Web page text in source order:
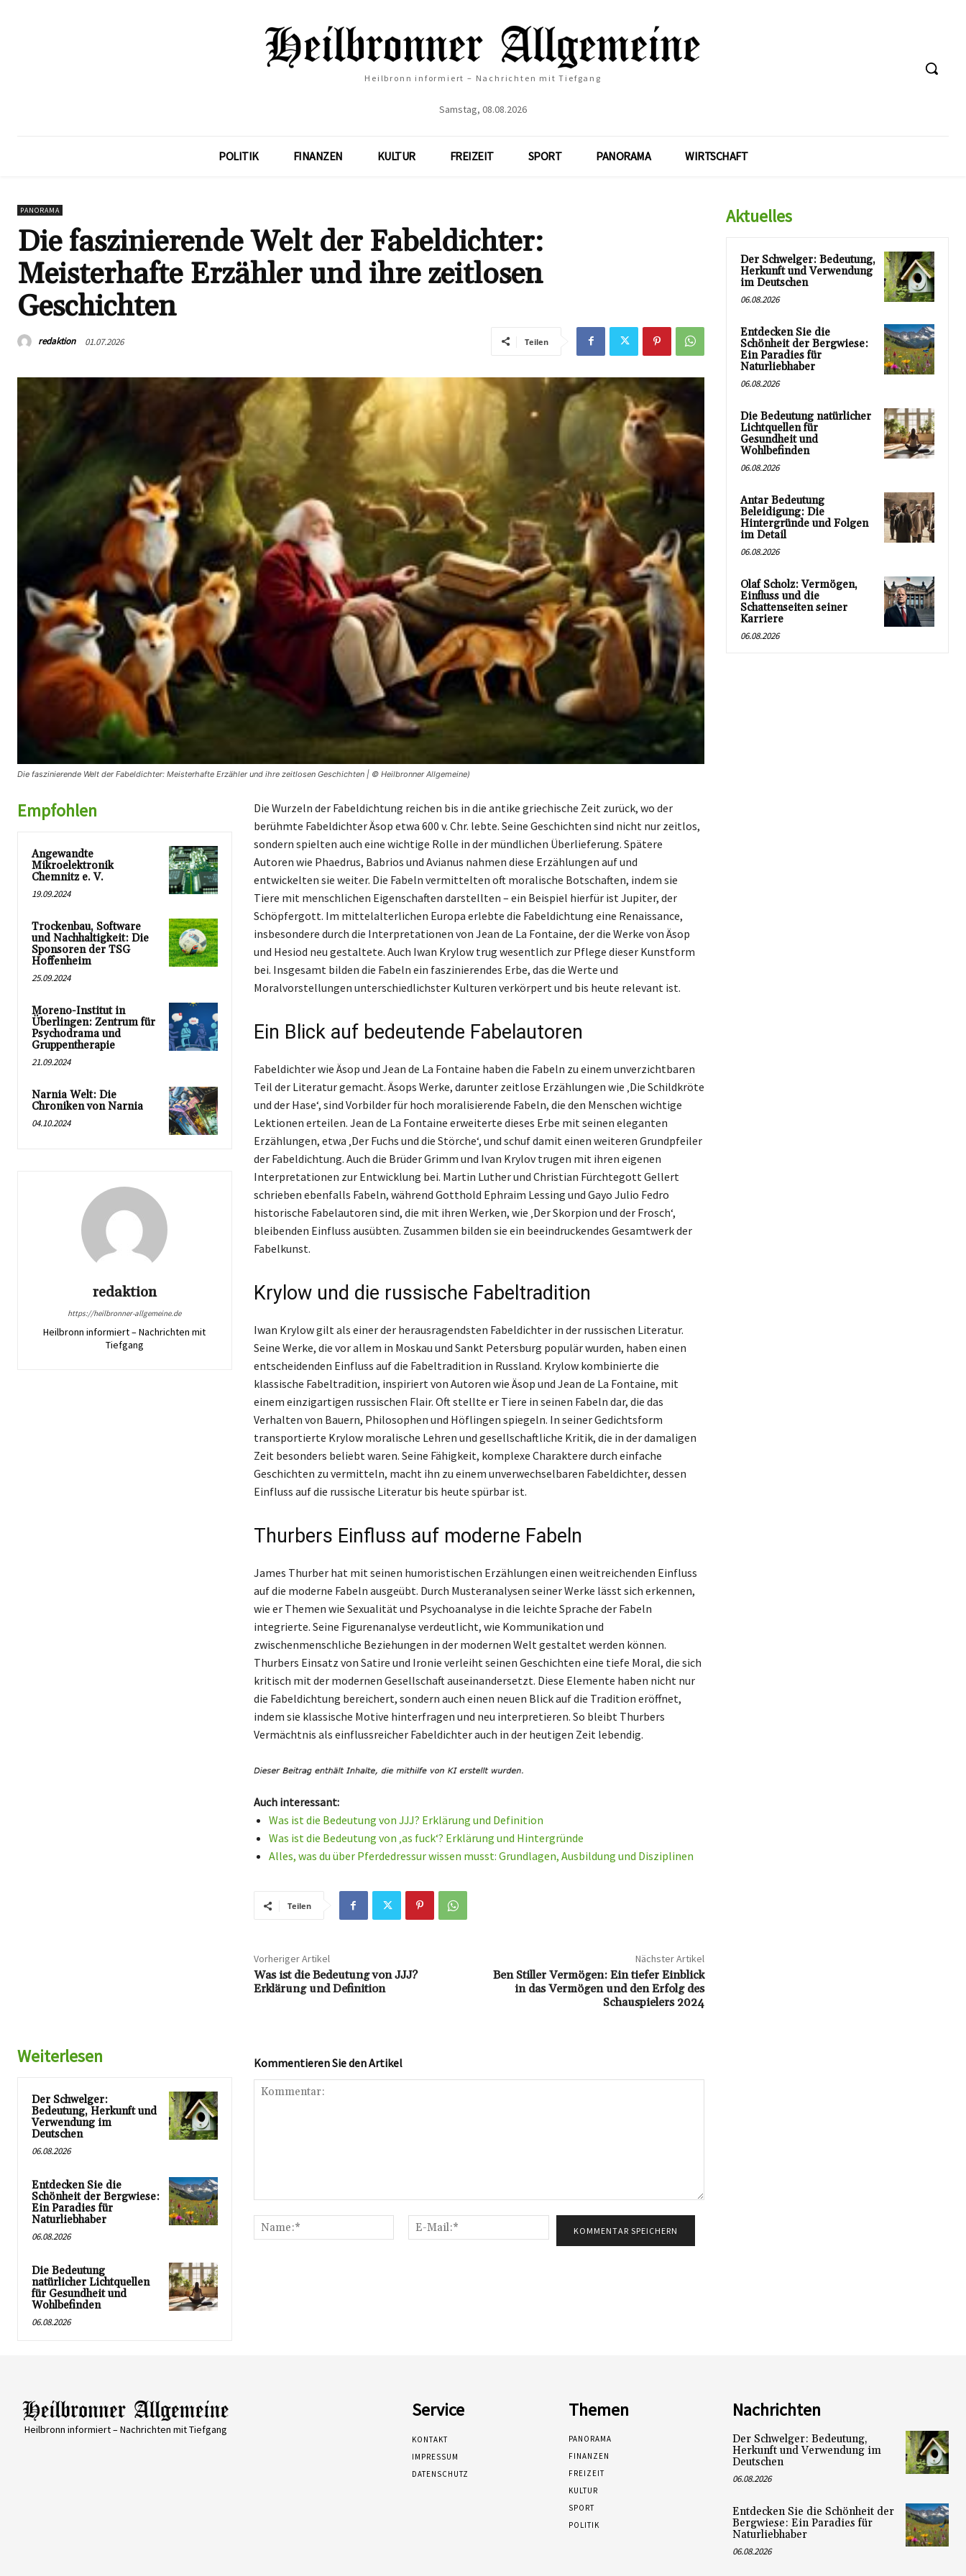
Heilbronn informiert – Nachrichten mit Tiefgang
Samstag, 08.08.2026
POLITIK FINANZEN KULTUR FREIZEIT SPORT PANORAMA WIRTSCHAFT
PANORAMA
Die faszinierende Welt der Fabeldichter:
Meisterhafte Erzähler und ihre zeitlosen
Geschichten
redaktion 01.07.2026 Teilen
Die faszinierende Welt der Fabeldichter: Meisterhafte Erzähler und ihre zeitlosen Geschichten | © Heilbronner Allgemeine)
Empfohlen
Angewandte
Mikroelektronik
Chemnitz e. V.
19.09.2024
Trockenbau, Software
und Nachhaltigkeit: Die
Sponsoren der TSG
Hoffenheim
25.09.2024
Moreno-Institut in
Überlingen: Zentrum für
Psychodrama und
Gruppentherapie
21.09.2024
Narnia Welt: Die
Chroniken von Narnia
04.10.2024
redaktion
https://heilbronner-allgemeine.de
Heilbronn informiert – Nachrichten mit
Tiefgang
Die Wurzeln der Fabeldichtung reichen bis in die antike griechische Zeit zurück, wo der
berühmte Fabeldichter Äsop etwa 600 v. Chr. lebte. Seine Geschichten sind nicht nur zeitlos,
sondern spielten auch eine wichtige Rolle in der mündlichen Überlieferung. Spätere
Autoren wie Phaedrus, Babrios und Avianus nahmen diese Erzählungen auf und
entwickelten sie weiter. Die Fabeln vermittelten oft moralische Botschaften, indem sie
Tiere mit menschlichen Eigenschaften darstellten – ein Beispiel hierfür ist Jupiter, der
Schöpfergott. Im mittelalterlichen Europa erlebte die Fabeldichtung eine Renaissance,
insbesondere durch die Interpretationen von Jean de La Fontaine, der die Werke von Äsop
und Hesiod neu gestaltete. Auch Iwan Krylow trug wesentlich zur Pflege dieser Kunstform
bei. Insgesamt bilden die Fabeln ein faszinierendes Erbe, das die Werte und
Moralvorstellungen unterschiedlichster Kulturen verkörpert und bis heute relevant ist.
Ein Blick auf bedeutende Fabelautoren
Fabeldichter wie Äsop und Jean de La Fontaine haben die Fabeln zu einem unverzichtbaren
Teil der Literatur gemacht. Äsops Werke, darunter zeitlose Erzählungen wie ‚Die Schildkröte
und der Hase‘, sind Vorbilder für hoch moralisierende Fabeln, die den Menschen wichtige
Lektionen erteilen. Jean de La Fontaine erweiterte dieses Erbe mit seinen eleganten
Erzählungen, etwa ‚Der Fuchs und die Störche‘, und schuf damit einen weiteren Grundpfeiler
der Fabeldichtung. Auch die Brüder Grimm und Ivan Krylov trugen mit ihren eigenen
Interpretationen zur Entwicklung bei. Martin Luther und Christian Fürchtegott Gellert
schrieben ebenfalls Fabeln, während Gotthold Ephraim Lessing und Gayo Julio Fedro
historische Fabelautoren sind, die mit ihren Werken, wie ‚Der Skorpion und der Frosch‘,
bleibenden Einfluss ausübten. Zusammen bilden sie ein beeindruckendes Gesamtwerk der
Fabelkunst.
Krylow und die russische Fabeltradition
Iwan Krylow gilt als einer der herausragendsten Fabeldichter in der russischen Literatur.
Seine Werke, die vor allem in Moskau und Sankt Petersburg populär wurden, haben einen
entscheidenden Einfluss auf die Fabeltradition in Russland. Krylow kombinierte die
klassische Fabeltradition, inspiriert von Autoren wie Äsop und Jean de La Fontaine, mit
einem einzigartigen russischen Flair. Oft stellte er Tiere in seinen Fabeln dar, die das
Verhalten von Bauern, Philosophen und Höflingen spiegeln. In seiner Gedichtsform
transportierte Krylow moralische Lehren und gesellschaftliche Kritik, die in der damaligen
Zeit besonders beliebt waren. Seine Fähigkeit, komplexe Charaktere durch einfache
Geschichten zu vermitteln, macht ihn zu einem unverwechselbaren Fabeldichter, dessen
Einfluss auf die russische Literatur bis heute spürbar ist.
Thurbers Einfluss auf moderne Fabeln
James Thurber hat mit seinen humoristischen Erzählungen einen weitreichenden Einfluss
auf die moderne Fabeln ausgeübt. Durch Musteranalysen seiner Werke lässt sich erkennen,
wie er Themen wie Sexualität und Psychoanalyse in die leichte Sprache der Fabeln
integrierte. Seine Figurenanalyse verdeutlicht, wie Kommunikation und
zwischenmenschliche Beziehungen in der modernen Welt gestaltet werden können.
Thurbers Einsatz von Satire und Ironie verleiht seinen Geschichten eine tiefe Moral, die sich
kritisch mit der modernen Gesellschaft auseinandersetzt. Diese Elemente haben nicht nur
die Fabeldichtung bereichert, sondern auch einen neuen Blick auf die Tradition eröffnet,
indem sie klassische Motive hinterfragen und neu interpretieren. So bleibt Thurbers
Vermächtnis als einflussreicher Fabeldichter auch in der heutigen Zeit lebendig.
Auch interessant:
Was ist die Bedeutung von JJJ? Erklärung und Definition
Was ist die Bedeutung von ‚as fuck‘? Erklärung und Hintergründe
Alles, was du über Pferdedressur wissen musst: Grundlagen, Ausbildung und Disziplinen
Teilen
Vorheriger Artikel
Was ist die Bedeutung von JJJ?
Erklärung und Definition
Nächster Artikel
Ben Stiller Vermögen: Ein tiefer Einblick
in das Vermögen und den Erfolg des
Schauspielers 2024
Weiterlesen
Der Schwelger:
Bedeutung, Herkunft und
Verwendung im
Deutschen
06.08.2026
Entdecken Sie die
Schönheit der Bergwiese:
Ein Paradies für
Naturliebhaber
06.08.2026
Die Bedeutung
natürlicher Lichtquellen
für Gesundheit und
Wohlbefinden
06.08.2026
Kommentieren Sie den Artikel
Name:*
Mail:*
Aktuelles
Der Schwelger: Bedeutung,
Herkunft und Verwendung
im Deutschen
06.08.2026
Entdecken Sie die
Schönheit der Bergwiese:
Ein Paradies für
Naturliebhaber
06.08.2026
Die Bedeutung natürlicher
Lichtquellen für
Gesundheit und
Wohlbefinden
06.08.2026
Antar Bedeutung
Beleidigung: Die
Hintergründe und Folgen
im Detail
06.08.2026
Olaf Scholz: Vermögen,
Einfluss und die
Schattenseiten seiner
Karriere
06.08.2026
Heilbronn informiert – Nachrichten mit Tiefgang
Service
KONTAKT
IMPRESSUM
DATENSCHUTZ
Themen
PANORAMA
FINANZEN
FREIZEIT
KULTUR
SPORT
POLITIK
Nachrichten
Der Schwelger: Bedeutung,
Herkunft und Verwendung im
Deutschen
06.08.2026
Entdecken Sie die Schönheit der
Bergwiese: Ein Paradies für
Naturliebhaber
06.08.2026